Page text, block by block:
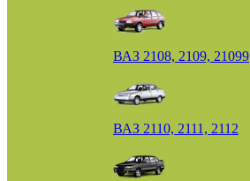
ВАЗ 2108, 2109, 21099
ВАЗ 2110, 2111, 2112